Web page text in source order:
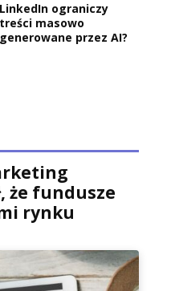
LinkedIn ograniczy
treści masowo
generowane przez AI?
że fundusze
rynku